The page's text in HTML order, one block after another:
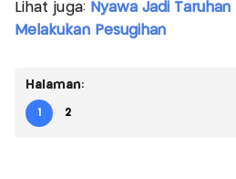
Lihat juga: Nyawa Jadi Taruhan
Melakukan Pesugihan
Halaman:
1 2